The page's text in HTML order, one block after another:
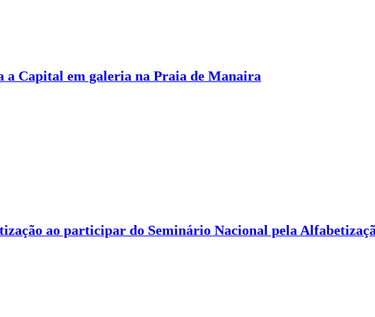
a Capital em galeria na Praia de Manaira
ao participar do Seminário Nacional pela